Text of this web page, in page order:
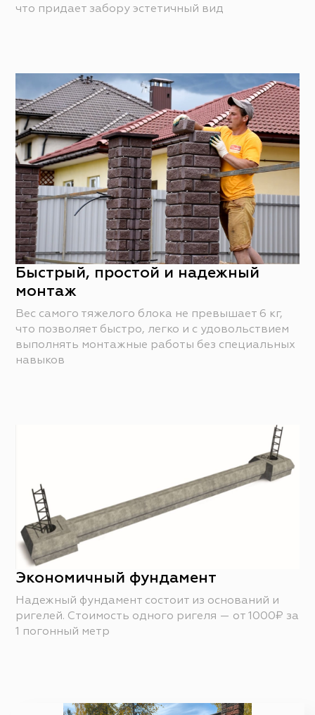
что придает забору эстетичный вид
Быстрый, простой и надежный
монтаж
Вес самого тяжелого блока не превышает 6 кг,
что позволяет быстро, легко и с удовольствием
выполнять монтажные работы без специальных
навыков
Экономичный фундамент
Надежный фундамент состоит из оснований и
ригелей. Стоимость одного ригеля — от 1000₽ за
1 погонный метр